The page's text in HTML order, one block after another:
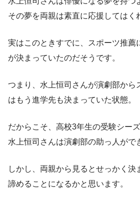
その夢を両親は素直に応援してはく
実はこのときすでに、
スポーツ推薦
が決まっていたのだそうです。
つまり、水上恒司さんが演劇部から
はもう進学先も決まっていた状態。
だからこそ、高校3年生の受験シー
水上恒司さんは演劇部の助っ人がで
しかし、両親から見るとせっかく決
諦めることになるかと思います。